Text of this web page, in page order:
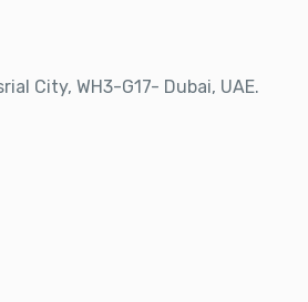
City, WH3-G17- Dubai, UAE.